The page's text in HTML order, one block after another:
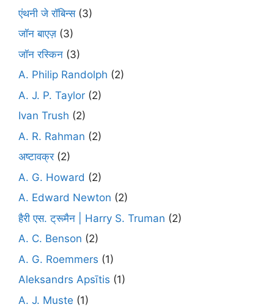
एंथनी जे रॉबिन्स(3)
जॉन बाएज़ (3)
जॉन रस्किन (3)
A. Philip Randolph (2)
A. J. P. Taylor (2)
Ivan Trush (2)
A. R. Rahman (2)
अष्टावक्र(2)
A. G. Howard (2)
A. Edward Newton (2)
हैरी एस. ट्रूमैन | Harry S. Truman (2)
A. C. Benson (2)
A. G. Roemmers (1)
Aleksandrs Apsītis (1)
A. J. Muste (1)